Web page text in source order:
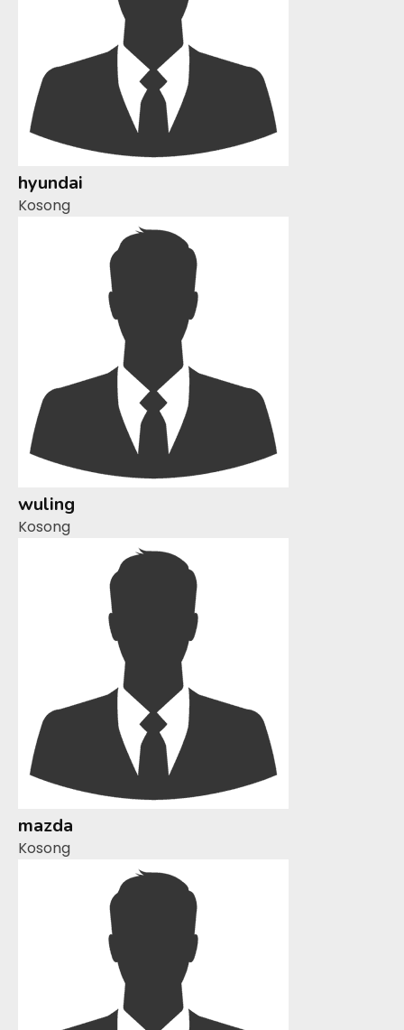
hyundai
Kosong
wuling
Kosong
mazda
Kosong